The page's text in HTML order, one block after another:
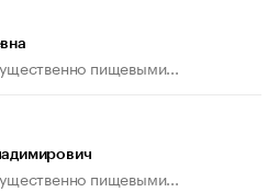
пищевыми...
пищевыми...